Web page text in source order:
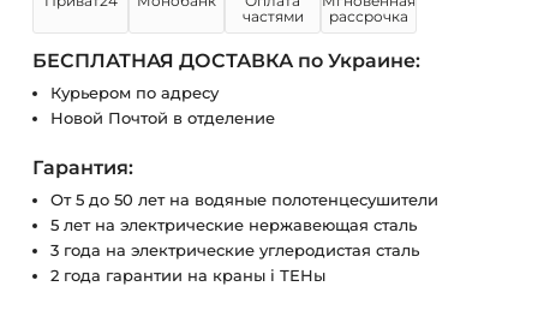
частями
рассрочка
БЕСПЛАТНАЯ ДОСТАВКА по Украине:
Курьером по адресу
Новой Почтой в отделение
Гарантия:
От 5 до 50 лет на водяные полотенцесушители
5 лет на электрические нержавеющая сталь
3 года на электрические углеродистая сталь
2 года гарантии на краны і ТЕНы